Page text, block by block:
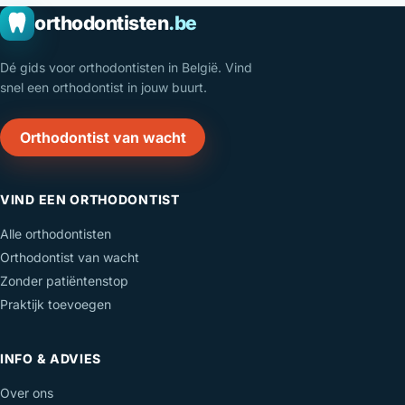
orthodontisten.be
Dé gids voor orthodontisten in België. Vind
snel een orthodontist in jouw buurt.
Orthodontist van wacht
VIND EEN ORTHODONTIST
Alle orthodontisten
Orthodontist van wacht
Zonder patiëntenstop
Praktijk toevoegen
INFO & ADVIES
Over ons